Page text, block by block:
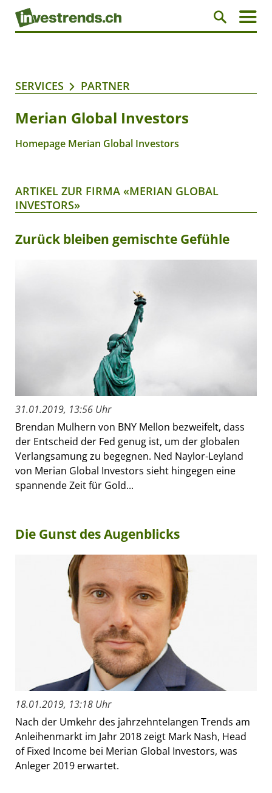
SERVICES PARTNER
Merian Global Investors
Homepage Merian Global Investors
ARTIKEL ZUR FIRMA «MERIAN GLOBAL
INVESTORS»
Zurück bleiben gemischte Gefühle
31.01.2019, 13:56 Uhr
Brendan Mulhern von BNY Mellon bezweifelt, dass
der Entscheid der Fed genug ist, um der globalen
Verlangsamung zu begegnen. Ned Naylor-Leyland
von Merian Global Investors sieht hingegen eine
spannende Zeit für Gold...
Die Gunst des Augenblicks
18.01.2019, 13:18 Uhr
Nach der Umkehr des jahrzehntelangen Trends am
Anleihenmarkt im Jahr 2018 zeigt Mark Nash, Head
of Fixed Income bei Merian Global Investors, was
Anleger 2019 erwartet.